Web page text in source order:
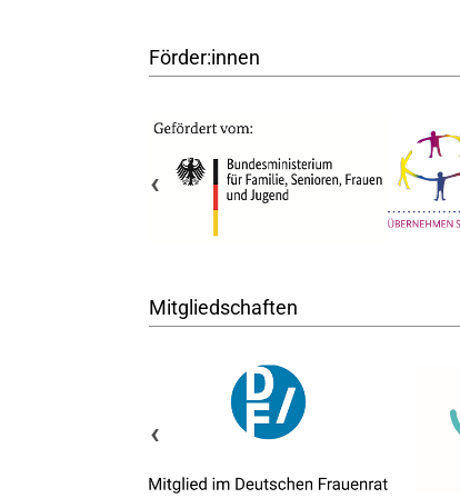
Förder:innen
‹
Mitgliedschaften
‹